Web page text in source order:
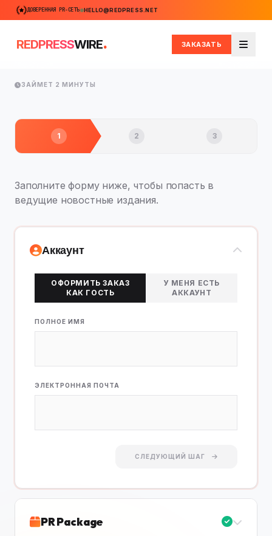
ДОВЕРЕННАЯ PR-СЕТЬ HELLO@REDPRESS.NET
REDPRESSWIRE. ЗАКАЗАТЬ
Меню
ЗАЙМЕТ 2 МИНУТЫ
1 2 3
Заполните форму ниже, чтобы попасть в
ведущие новостные издания.
Аккаунт
ОФОРМИТЬ ЗАКАЗ
КАК ГОСТЬ
У МЕНЯ ЕСТЬ
АККАУНТ
ПОЛНОЕ ИМЯ
ЭЛЕКТРОННАЯ ПОЧТА
СЛЕДУЮЩИЙ ШАГ
PR Package